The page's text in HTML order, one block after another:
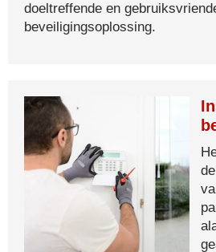
doeltreffende en
beveiligingsoplossing.